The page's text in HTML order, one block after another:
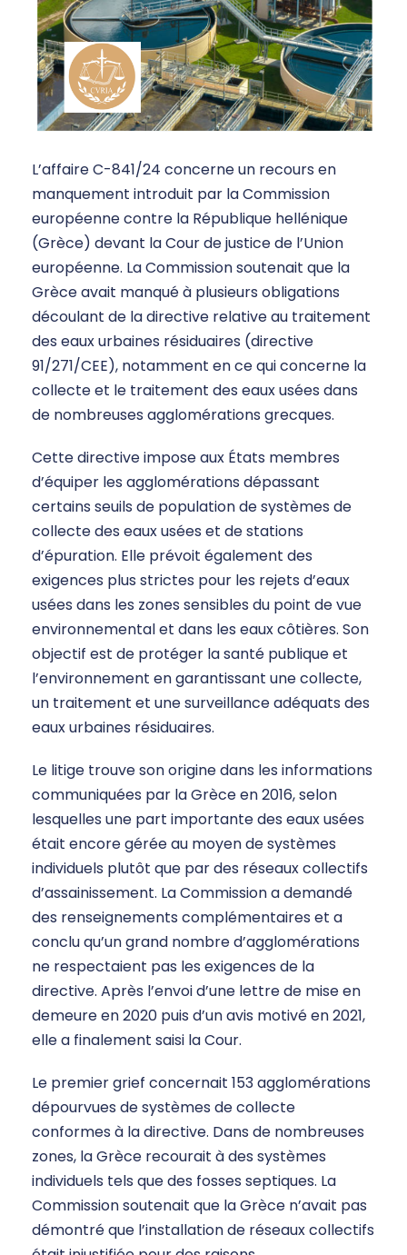
L’affaire C-841/24 concerne un recours en
manquement introduit par la Commission
européenne contre la République hellénique
(Grèce) devant la Cour de justice de l’Union
européenne. La Commission soutenait que la
Grèce avait manqué à plusieurs obligations
découlant de la directive relative au traitement
des eaux urbaines résiduaires (directive
91/271/CEE), notamment en ce qui concerne la
collecte et le traitement des eaux usées dans
de nombreuses agglomérations grecques.
Cette directive impose aux États membres
d’équiper les agglomérations dépassant
certains seuils de population de systèmes de
collecte des eaux usées et de stations
d’épuration. Elle prévoit également des
exigences plus strictes pour les rejets d’eaux
usées dans les zones sensibles du point de vue
environnemental et dans les eaux côtières. Son
objectif est de protéger la santé publique et
l’environnement en garantissant une collecte,
un traitement et une surveillance adéquats des
eaux urbaines résiduaires.
Le litige trouve son origine dans les informations
communiquées par la Grèce en 2016, selon
lesquelles une part importante des eaux usées
était encore gérée au moyen de systèmes
individuels plutôt que par des réseaux collectifs
d’assainissement. La Commission a demandé
des renseignements complémentaires et a
conclu qu’un grand nombre d’agglomérations
ne respectaient pas les exigences de la
directive. Après l’envoi d’une lettre de mise en
demeure en 2020 puis d’un avis motivé en 2021,
elle a finalement saisi la Cour.
Le premier grief concernait 153 agglomérations
dépourvues de systèmes de collecte
conformes à la directive. Dans de nombreuses
zones, la Grèce recourait à des systèmes
individuels tels que des fosses septiques. La
Commission soutenait que la Grèce n’avait pas
démontré que l’installation de réseaux collectifs